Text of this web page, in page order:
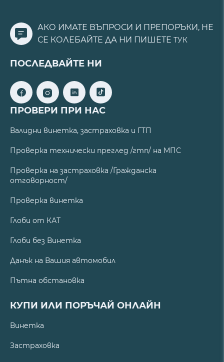
АКО ИМАТЕ ВЪПРОСИ И ПРЕПОРЪКИ, НЕ
СЕ КОЛЕБАЙТЕ ДА НИ ПИШЕТЕ ТУК
ПОСЛЕДВАЙТЕ НИ
ПРОВЕРИ ПРИ НАС
Валидни винетка, застраховка и ГТП
Проверка технически преглед /гтп/ на МПС
Проверка на застраховка /Гражданска
отговорност/
Проверка винетка
Глоби от КАТ
Глоби без Винетка
Данък на Вашия автомобил
Пътна обстановка
КУПИ ИЛИ ПОРЪЧАЙ ОНЛАЙН
Винетка
Застраховка